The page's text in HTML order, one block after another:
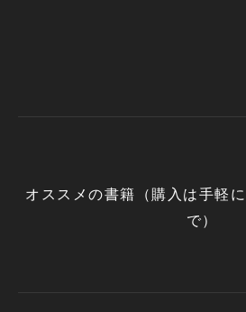
オススメの書籍（購入は手軽
で）